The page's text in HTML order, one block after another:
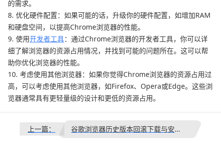
的需求。
8. 优化硬件配置：如果可能的话，升级你的硬件配置，如增加RAM
和硬盘空间，以提高Chrome浏览器的性能。
9. 使用开发者工具：通过Chrome浏览器的开发者工具，你可以详
细了解浏览器的资源占用情况，并找到可能的问题所在。这可以帮
助你优化浏览器的性能。
10. 考虑使用其他浏览器：如果你觉得Chrome浏览器的资源占用过
高，可以考虑使用其他浏览器，如Firefox、Opera或Edge。这些浏
览器通常具有更轻量级的设计和更低的资源占用。
上一篇： 谷歌浏览器历史版本回滚下载与安装教程